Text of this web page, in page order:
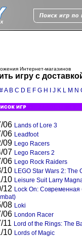
Интернет-магазинов
игру с
#A B C D E F G H J K L M N
06 Lands of Lore 3
06 Leadfoot
09 Lego Racers
07 Lego Racers 2
06 Lego Rock Raiders
10 LEGO Star Wars 2: The
10 Leisure Suit Larry
12 Lock On: Современная
08 Loki
06 London Racer
11 Lord of the Rings: The
10 Lords of Magic